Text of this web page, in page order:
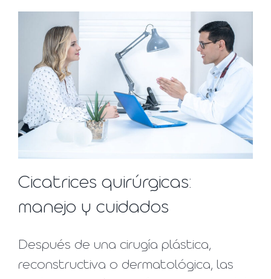
Cicatrices quirúrgicas:
manejo y cuidados
Después de una cirugía plástica,
reconstructiva o dermatológica, las